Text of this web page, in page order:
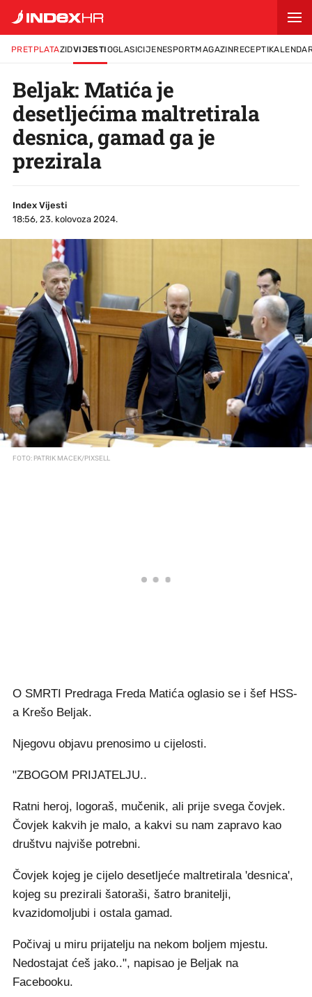
PRETPLATAZIDVIJESTIOGLASICIJENESPORTMAGAZINRECEPTI
Beljak: Matića je
desetljećima maltretirala
desnica, gamad ga je
prezirala
Index Vijesti
18:56, 23. kolovoza 2024.
FOTO: PATRIK MACEK/PIXSELL
O SMRTI Predraga Freda Matića oglasio se i šef HSS-
a Krešo Beljak.
Njegovu objavu prenosimo u cijelosti.
"ZBOGOM PRIJATELJU..
Ratni heroj, logoraš, mučenik, ali prije svega čovjek.
Čovjek kakvih je malo, a kakvi su nam zapravo kao
društvu najviše potrebni.
Čovjek kojeg je cijelo desetljeće maltretirala 'desnica',
kojeg su prezirali šatoraši, šatro branitelji,
kvazidomoljubi i ostala gamad.
Počivaj u miru prijatelju na nekom boljem mjestu.
Nedostajat ćeš jako..", napisao je Beljak na
Facebooku.